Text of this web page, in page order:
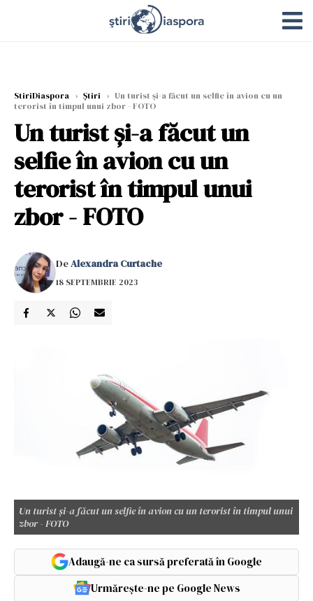
StiriDiaspora › Știri › Un turist și-a făcut un selfie în avion cu un
terorist în timpul unui zbor - FOTO
Un turist și-a făcut un
selfie în avion cu un
terorist în timpul unui
zbor - FOTO
DeAlexandra Curtache
18 SEPTEMBRIE 2023
Un turist și-a făcut un selfie în avion cu un terorist în timpul unui
zbor - FOTO
Adaugă-ne ca sursă preferată în Google
Urmărește-ne pe Google News